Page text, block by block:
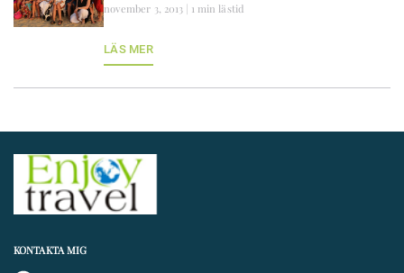
november 3, 2013 | 1 min lästid
LÄS MER
KONTAKTA MIG